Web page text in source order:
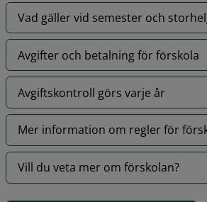
Vad gäller vid semester och
Avgifter och betalning för förskola
Avgiftskontroll görs varje år
Mer information om regler för
Vill du veta mer om förskolan?